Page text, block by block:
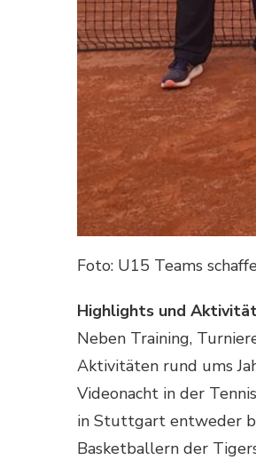
Foto: U15 Teams
Highlights und
Neben Training,
Aktivitäten rund ums
Videonacht in der
in Stuttgart entweder
Basketballern der